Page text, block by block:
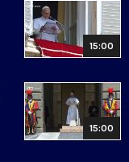
15:00
15:00